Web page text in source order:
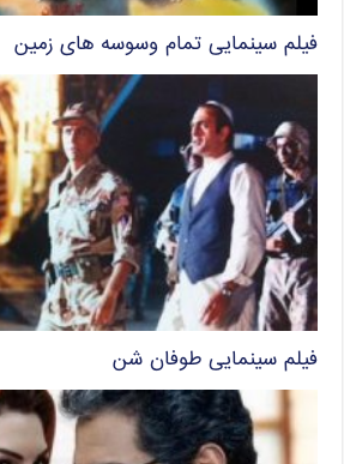
فیلم سینمایی تمام وسوسه های زمین
فیلم سینمایی طوفان شن